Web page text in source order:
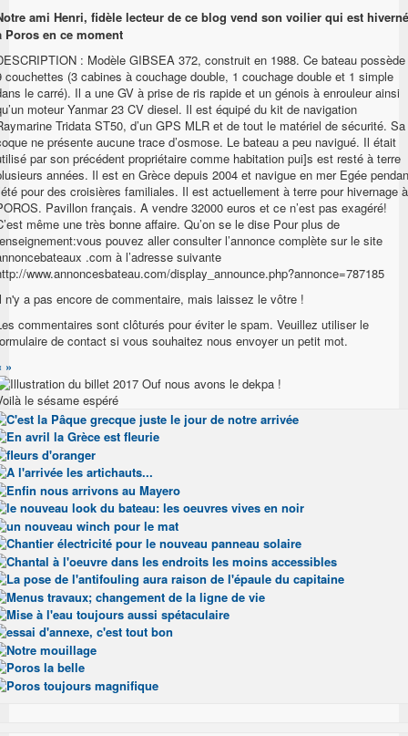
ami Henri, fidèle lecteur de ce blog vend son voilier qui est hiverné
Poros en ce moment
: Modèle GIBSEA 372, construit en 1988. Ce bateau possède
couchettes (3 cabines à couchage double, 1 couchage double et 1 simple
le carré). Il a une GV à prise de ris rapide et un génois à enrouleur ainsi
moteur Yanmar 23 CV diesel. Il est équipé du kit de navigation
Tridata ST50, d’un GPS MLR et de tout le matériel de sécurité. Sa
ne présente aucune trace d’osmose. Le bateau a peu navigué. Il était
par son précédent propriétaire comme habitation pui]s est resté à terre
années. Il est en Grèce depuis 2004 et navigue en mer Egée
pour des croisières familiales. Il est actuellement à terre pour hivernage à
Pavillon français. A vendre 32000 euros et ce n’est pas exagéré!
même une très bonne affaire. Qu’on se le dise Pour plus de
pouvez aller consulter l’annonce complète sur le site
.com à l’adresse suivante
www.annoncesbateau.com/display_announce.php?annonce=787185
n'y a pas encore de commentaire, mais laissez le vôtre !
commentaires sont clôturés pour éviter le spam. Veuillez utiliser le
de contact si vous souhaitez nous envoyer un petit mot.
»
le sésame espéré